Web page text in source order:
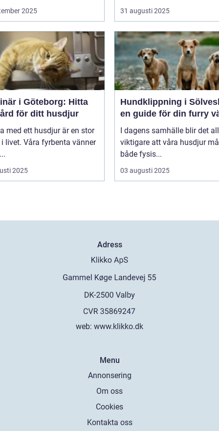
2025 31 augusti 2025
i Göteborg: Hitta
för ditt husdjur
med ett husdjur är en stor
livet. Våra fyrbenta vänner
2025
Hundklippning i
en guide för din furry
I dagens samhälle blir det
viktigare att våra husdjur
både fysis...
03 augusti 2025
Adress
web: www.klikko.dk
Menu
Annonsering
Om oss
Cookies
Kontakta oss